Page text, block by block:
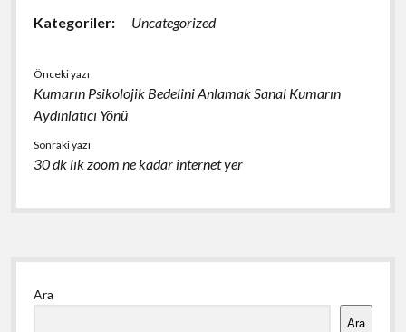
Kategoriler: Uncategorized
Önceki yazı
Kumarın Psikolojik Bedelini Anlamak Sanal Kumarın
Aydınlatıcı Yönü
Sonraki yazı
30 dk lık zoom ne kadar internet yer
Yan
Menü
Ara
Ara